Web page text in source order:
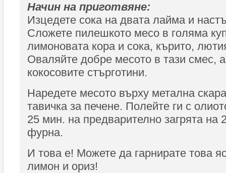
Начин на приготвяне:
Изцедете сока на двата лайма и
Сложете пилешкото месо в голяма
лимоновата кора и сока, кърито,
Оваляйте добре месото в тази смес,
кокосовите стърготини.
Наредете месото върху метална
тавичка за печене. Полейте ги с
25 мин. на предварително загрята на
фурна.
И това е! Можете да гарнирате това
лимон и ориз!